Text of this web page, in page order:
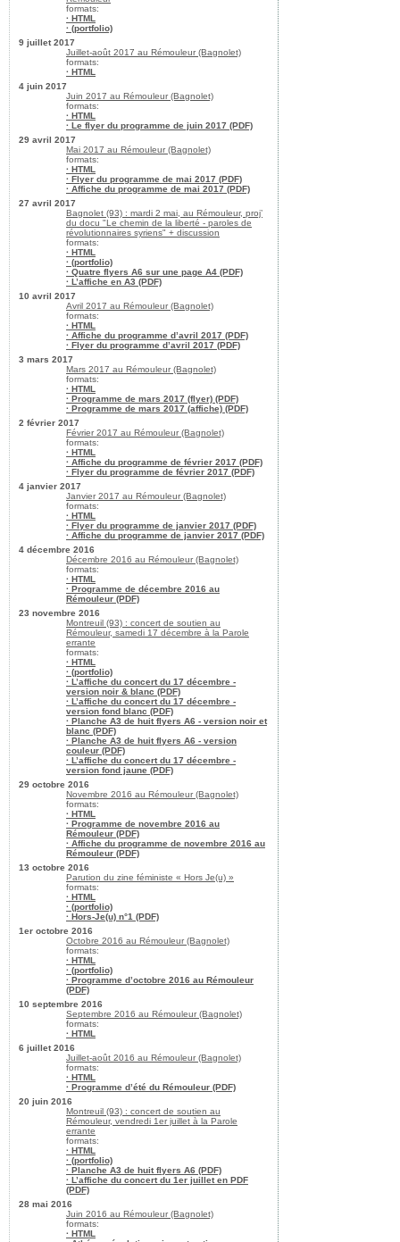
formats:
· HTML
· (portfolio)
9 juillet 2017
Juillet-août 2017 au Rémouleur (Bagnolet)
formats:
· HTML
4 juin 2017
Juin 2017 au Rémouleur (Bagnolet)
formats:
· HTML
· Le flyer du programme de juin 2017 (PDF)
29 avril 2017
Mai 2017 au Rémouleur (Bagnolet)
formats:
· HTML
· Flyer du programme de mai 2017 (PDF)
· Affiche du programme de mai 2017 (PDF)
27 avril 2017
Bagnolet (93) : mardi 2 mai, au Rémouleur, proj’
du docu "Le chemin de la liberté - paroles de
révolutionnaires syriens" + discussion
formats:
· HTML
· (portfolio)
· Quatre flyers A6 sur une page A4 (PDF)
· L’affiche en A3 (PDF)
10 avril 2017
Avril 2017 au Rémouleur (Bagnolet)
formats:
· HTML
· Affiche du programme d’avril 2017 (PDF)
· Flyer du programme d’avril 2017 (PDF)
3 mars 2017
Mars 2017 au Rémouleur (Bagnolet)
formats:
· HTML
· Programme de mars 2017 (flyer) (PDF)
· Programme de mars 2017 (affiche) (PDF)
2 février 2017
Février 2017 au Rémouleur (Bagnolet)
formats:
· HTML
· Affiche du programme de février 2017 (PDF)
· Flyer du programme de février 2017 (PDF)
4 janvier 2017
Janvier 2017 au Rémouleur (Bagnolet)
formats:
· HTML
· Flyer du programme de janvier 2017 (PDF)
· Affiche du programme de janvier 2017 (PDF)
4 décembre 2016
Décembre 2016 au Rémouleur (Bagnolet)
formats:
· HTML
· Programme de décembre 2016 au
Rémouleur (PDF)
23 novembre 2016
Montreuil (93) : concert de soutien au
Rémouleur, samedi 17 décembre à la Parole
errante
formats:
· HTML
· (portfolio)
· L’affiche du concert du 17 décembre -
version noir & blanc (PDF)
· L’affiche du concert du 17 décembre -
version fond blanc (PDF)
· Planche A3 de huit flyers A6 - version noir et
blanc (PDF)
· Planche A3 de huit flyers A6 - version
couleur (PDF)
· L’affiche du concert du 17 décembre -
version fond jaune (PDF)
29 octobre 2016
Novembre 2016 au Rémouleur (Bagnolet)
formats:
· HTML
· Programme de novembre 2016 au
Rémouleur (PDF)
· Affiche du programme de novembre 2016 au
Rémouleur (PDF)
13 octobre 2016
Parution du zine féministe « Hors Je(u) »
formats:
· HTML
· (portfolio)
· Hors-Je(u) n°1 (PDF)
1er octobre 2016
Octobre 2016 au Rémouleur (Bagnolet)
formats:
· HTML
· (portfolio)
· Programme d’octobre 2016 au Rémouleur
(PDF)
10 septembre 2016
Septembre 2016 au Rémouleur (Bagnolet)
formats:
· HTML
6 juillet 2016
Juillet-août 2016 au Rémouleur (Bagnolet)
formats:
· HTML
· Programme d’été du Rémouleur (PDF)
20 juin 2016
Montreuil (93) : concert de soutien au
Rémouleur, vendredi 1er juillet à la Parole
errante
formats:
· HTML
· (portfolio)
· Planche A3 de huit flyers A6 (PDF)
· L’affiche du concert du 1er juillet en PDF
(PDF)
28 mai 2016
Juin 2016 au Rémouleur (Bagnolet)
formats:
· HTML